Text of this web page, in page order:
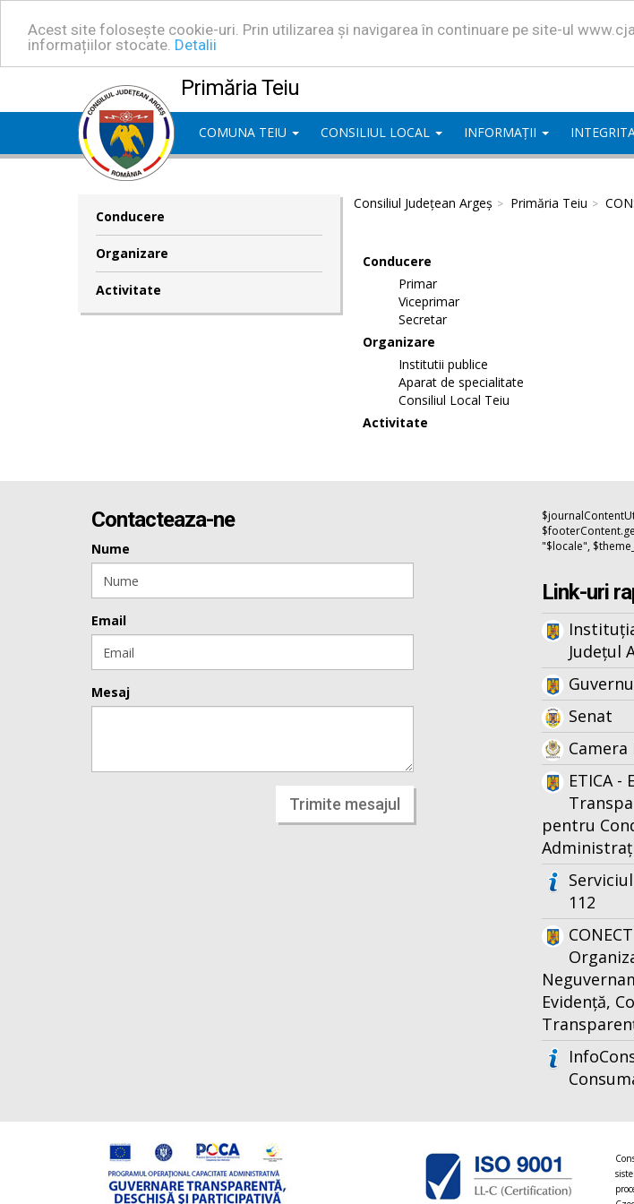
Acest site folosește cookie-uri. Prin utilizarea și navigarea în continuare pe site-ul
informațiilor stocate. Detalii
Primăria Teiu
COMUNA TEIU CONSILIUL LOCAL INFORMAȚII
Conducere
Organizare
Activitate
Consiliul Județean Argeș Primăria Teiu
Conducere
Primar
Viceprimar
Secretar
Organizare
Institutii publice
Aparat de specialitate
Consiliul Local Teiu
Activitate
Contacteaza-ne
Nume
Email
Mesaj
Trimite mesajul
"$locale",
Link-uri
Județul
Senat
ETICA -
pentru
112
Evidență,